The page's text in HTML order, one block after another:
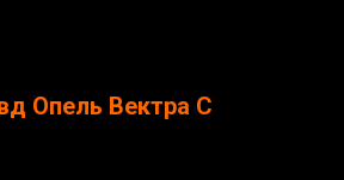
Опель Вектра С